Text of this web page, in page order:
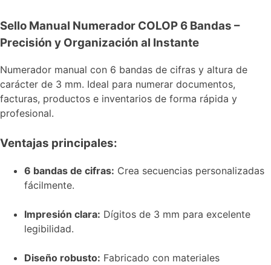
Sello Manual Numerador COLOP 6 Bandas –
Precisión y Organización al Instante
Numerador manual con 6 bandas de cifras y altura de
carácter de 3 mm. Ideal para numerar documentos,
facturas, productos e inventarios de forma rápida y
profesional.
Ventajas principales:
6 bandas de cifras: Crea secuencias personalizadas
fácilmente.
Impresión clara: Dígitos de 3 mm para excelente
legibilidad.
Diseño robusto: Fabricado con materiales